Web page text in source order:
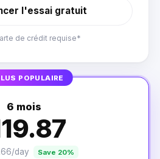
l'essai gratuit
de crédit requise*
POPULAIRE
6 mois
day Save 20%